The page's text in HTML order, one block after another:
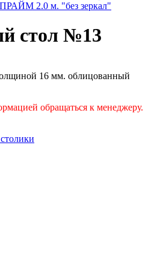
2.0 м. "без зеркал"
стол №13
16 мм. облицованный
обращаться к менеджеру.